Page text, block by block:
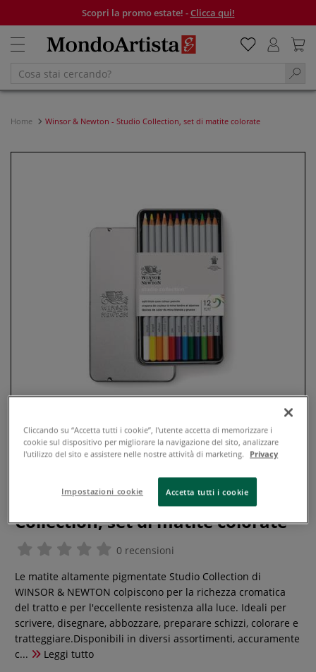
Scopri la promo estate! -Clicca qui!
Home Winsor & Newton - Studio Collection, set di matite colorate
Winsor & Newton - Studio
Collection, set di matite colorate
0 recensioni
Le matite altamente pigmentate Studio Collection di
WINSOR & NEWTON colpiscono per la richezza cromatica
del tratto e per l'eccellente resistenza alla luce. Ideali per
scrivere, disegnare, abbozzare, preparare schizzi, colorare e
tratteggiare.Disponibili in diversi assortimenti, accuramente
c...
Leggi tutto
Cliccando su “Accetta tutti i cookie”, l'utente accetta di memorizzare i
cookie sul dispositivo per migliorare la navigazione del sito, analizzare
l'utilizzo del sito e assistere nelle nostre attività di marketing.
Privacy
Impostazioni cookie Accetta tutti i cookie